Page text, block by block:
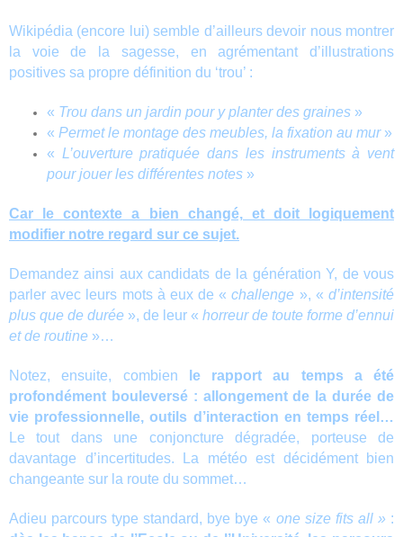
Wikipédia (encore lui) semble d’ailleurs devoir nous montrer
la voie de la sagesse, en agrémentant d’illustrations
positives sa propre définition du ‘trou’ :
« Trou dans un jardin pour y planter des graines »
« Permet le montage des meubles, la fixation au mur»
« L’ouverture pratiquée dans les instruments à vent
pour jouer les différentes notes »
Car le contexte a bien changé, et doit logiquement
modifier notre regard sur ce sujet.
Demandez ainsi aux candidats de la génération Y, de vous
parler avec leurs mots à eux de «challenge », «d’intensité
plus que de durée », de leur « horreur de toute forme d’ennui
et de routine »…
Notez, ensuite, combien
le rapport au temps a été
profondément bouleversé : allongement de la durée de
vie professionnelle, outils d’interaction en temps réel…
Le tout dans une conjoncture dégradée, porteuse de
davantage d’incertitudes. La météo est décidément bien
changeante sur la route du sommet…
Adieu parcours type standard, bye bye « one size fits all » :